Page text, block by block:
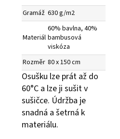
Gramáž 630 g/m2
Materiál
60% bavlna, 40%
bambusová
viskóza
Rozměr 80 x 150 cm
Osušku lze prát až do
60°C a lze ji sušit v
sušičce. Údržba je
snadná a šetrná k
materiálu.